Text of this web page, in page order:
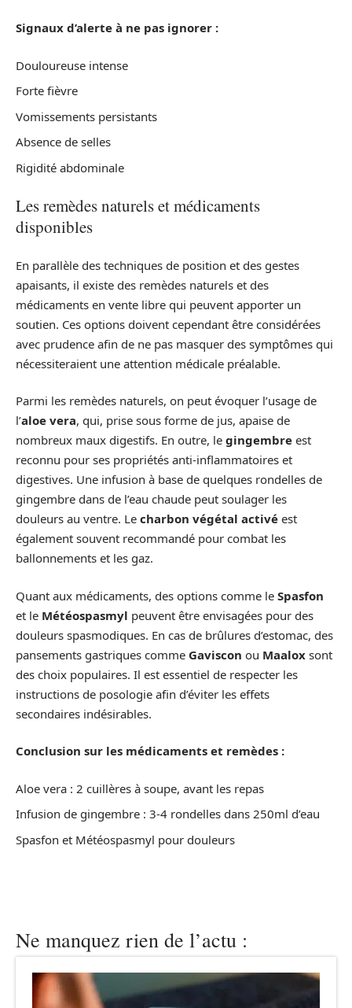
Signaux d’alerte à ne pas ignorer :
Douloureuse intense
Forte fièvre
Vomissements persistants
Absence de selles
Rigidité abdominale
Les remèdes naturels et médicaments
disponibles
En parallèle des techniques de position et des gestes
apaisants, il existe des remèdes naturels et des
médicaments en vente libre qui peuvent apporter un
soutien. Ces options doivent cependant être considérées
avec prudence afin de ne pas masquer des symptômes qui
nécessiteraient une attention médicale préalable.
Parmi les remèdes naturels, on peut évoquer l’usage de
l’aloe vera, qui, prise sous forme de jus, apaise de
nombreux maux digestifs. En outre, le gingembre est
reconnu pour ses propriétés anti-inflammatoires et
digestives. Une infusion à base de quelques rondelles de
gingembre dans de l’eau chaude peut soulager les
douleurs au ventre. Le charbon végétal activé est
également souvent recommandé pour combat les
ballonnements et les gaz.
Quant aux médicaments, des options comme le Spasfon
et le Météospasmyl peuvent être envisagées pour des
douleurs spasmodiques. En cas de brûlures d’estomac, des
pansements gastriques comme Gaviscon ou Maalox sont
des choix populaires. Il est essentiel de respecter les
instructions de posologie afin d’éviter les effets
secondaires indésirables.
Conclusion sur les médicaments et remèdes :
Aloe vera : 2 cuillères à soupe, avant les repas
Infusion de gingembre : 3-4 rondelles dans 250ml d’eau
Spasfon et Météospasmyl pour douleurs
Ne manquez rien de l’actu :